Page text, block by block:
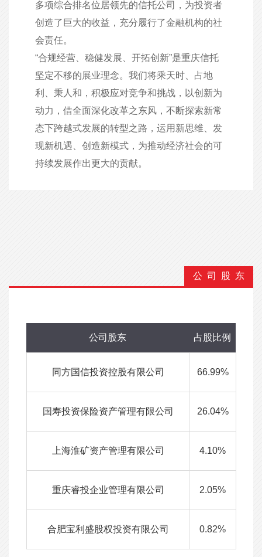
多项综合排名位居领先的信托公司，为投资者
创造了巨大的收益，充分履行了金融机构的社
会责任。
“合规经营、稳健发展、开拓创新”是重庆信托
坚定不移的展业理念。我们将乘天时、占地
利、秉人和，积极应对竞争和挑战，以创新为
动力，借全面深化改革之东风，不断探索新常
态下跨越式发展的转型之路，运用新思维、发
现新机遇、创造新模式，为推动经济社会的可
持续发展作出更大的贡献。
公 司 股 东
公司股东 占股比例
同方国信投资控股有限公司 66.99%
国寿投资保险资产管理有限公司 26.04%
上海淮矿资产管理有限公司 4.10%
重庆睿投企业管理有限公司 2.05%
合肥宝利盛股权投资有限公司 0.82%